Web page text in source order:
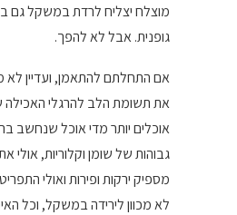
מוצלח יצליח לרדת במשקל גם
גופנית. אבל לא להפך.
אם התחלתם להתאמן, ועדיין לא
את תשומת הלב להרגלי האכילה
אוכלים יותר מדי אוכל שנחשב
גבוהות של שומן וקלוריות, אולי
מספיק ירקות ופירות ואולי
לא מכוון לירידה במשקל, וכל